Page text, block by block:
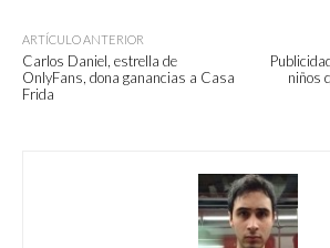
ARTÍCULO ANTERIOR
Carlos Daniel, estrella de
OnlyFans, dona ganancias a Casa
Frida
niños